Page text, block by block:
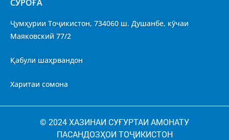
CУРОҒА
Ҷумҳурии Тоҷикистон, 734060 ш. Душанбе, кӯчаи
Маяковский 77/2
Қабули шаҳрвандон
Харитаи сомона
© 2024 ХАЗИНАИ СУҒУРТАИ АМОНАТУ
ПАСАНДОЗҲОИ ТОҶИКИСТОН